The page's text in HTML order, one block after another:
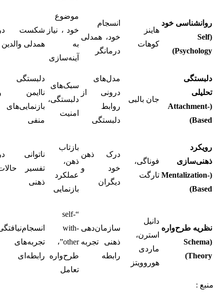
روانشناسی خود
(Self
Psychology)
هاینز
کوهات
انسجام
خود، همدلی
درمانگر
موضوع
خود ، نیاز
به
آینه‌سازی
شکست
همدلی والدین
دلبستگی
تحلیلی
(Attachment-
Based)
جان بالبی
مدل‌های
درونی از
روابط
دلبستگی
سبک‌های
دلبستگی،
امنیت
دلبستگی
ناایمن
بازنمایی‌های
منفی
رویکرد
ذهنی‌سازی
(Mentalization-
Based)
فوناگی،
تارگت
درک ذهن
خود و
دیگران
بازتاب
ذهن،
عملکرد
بازنمایی
ناتوانی
تفسیر
ذهنی
نظریه طرح‌واره
(Schema
Theory)
دانیل
استرن،
ماردی
هوروویتز
سازمان‌دهی
ذهنی تجربه
رابطه
“self-
with-
other”،
طرح‌واره
تعامل
تجربه‌های
رابطه‌ای
منبع :